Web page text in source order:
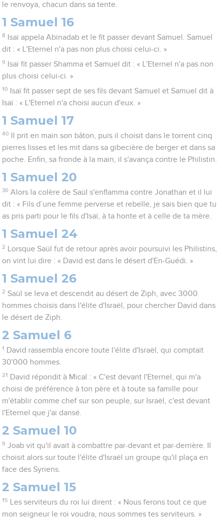
le renvoya, chacun dans sa tente.
1 Samuel 16
8
Isaï appela Abinadab et le fit passer devant Samuel. Samuel
dit : « L'Eternel n'a pas non plus choisi celui-ci. »
9
Isaï fit passer Shamma et Samuel dit : « L'Eternel n'a pas non
plus choisi celui-ci. »
10
Isaï fit passer sept de ses fils devant Samuel et Samuel dit à
Isaï : « L'Eternel n'a choisi aucun d'eux. »
1 Samuel 17
40
Il prit en main son bâton, puis il choisit dans le torrent cinq
pierres lisses et les mit dans sa gibecière de berger et dans sa
poche. Enfin, sa fronde à la main, il s'avança contre le Philistin.
1 Samuel 20
30 Alors la colère de Saül s'enflamma contre Jonathan et il lui
dit : « Fils d’une femme perverse et rebelle, je sais bien que tu
as pris parti pour le fils d'Isaï, à ta honte et à celle de ta mère.
1 Samuel 24
2
Lorsque Saül fut de retour après avoir poursuivi les Philistins,
on vint lui dire : « David est dans le désert d'En-Guédi. »
1 Samuel 26
2 Saül se leva et descendit au désert de Ziph, avec 3000
hommes choisis dans l'élite d'Israël, pour chercher David dans
le désert de Ziph.
2 Samuel 6
1 David rassembla encore toute l'élite d'Israël, qui comptait
30'000 hommes.
21 David répondit à Mical : « C'est devant l'Eternel, qui m'a
choisi de préférence à ton père et à toute sa famille pour
m'établir comme chef sur son peuple, sur Israël, c'est devant
l'Eternel que j'ai dansé.
2 Samuel 10
9 Joab vit qu'il avait à combattre par-devant et par-derrière. Il
choisit alors sur toute l'élite d'Israël un groupe qu'il plaça en
face des Syriens.
2 Samuel 15
15
Les serviteurs du roi lui dirent : « Nous ferons tout ce que
mon seigneur le roi voudra, nous sommes tes serviteurs. »